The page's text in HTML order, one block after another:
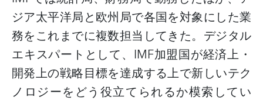
ジア太平洋局と欧州局で各国を対象にした業
務をこれまでに複数担当してきた。デジタル
エキスパートとして、 IMF加盟国が経済上・
開発上の戦略目標を達成する上で新しいテク
ノロジーをどう役立てられるか模索してい